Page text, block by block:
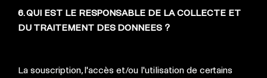
6. QUI EST LE RESPONSABLE DE LA COLLECTE ET
DU TRAITEMENT DES DONNEES ?
La souscription, l'accès et/ou l'utilisation de certains